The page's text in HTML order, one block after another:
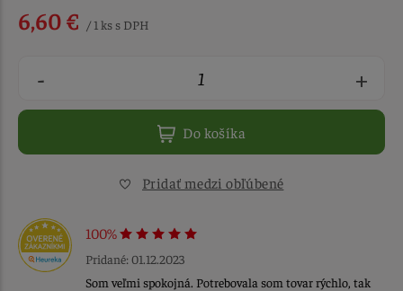
6,60 € / 1 ks s DPH
- +
Do košíka
Pridať medzi obľúbené
100%
Pridané: 01.12.2023
Som veľmi spokojná. Potrebovala som tovar rýchlo, tak